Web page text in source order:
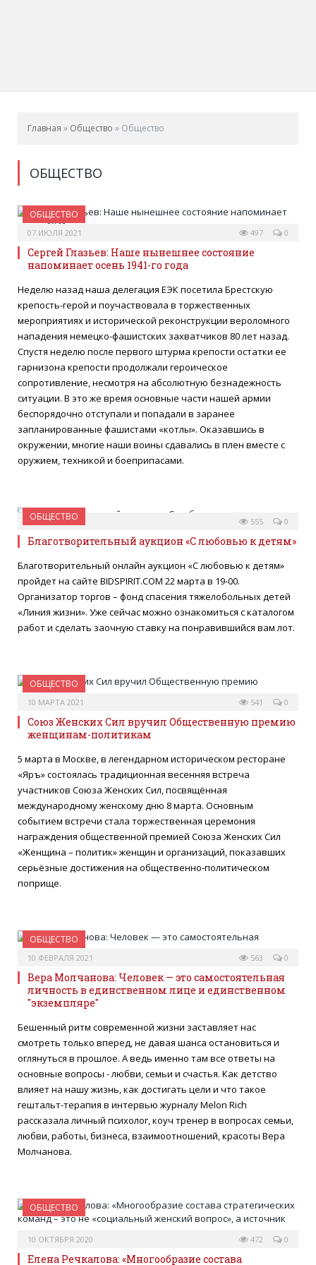
Главная » Общество » Общество
ОБЩЕСТВО
ОБЩЕСТВО
07 ИЮЛЯ 2021 0
497
Сергей Глазьев: Наше нынешнее состояние
напоминает осень 1941-го года
Неделю назад наша делегация ЕЭК посетила Брестскую
крепость-герой и поучаствовала в торжественных
мероприятиях и исторической реконструкции вероломного
нападения немецко-фашистских захватчиков 80 лет назад.
Спустя неделю после первого штурма крепости остатки ее
гарнизона крепости продолжали героическое
сопротивление, несмотря на абсолютную безнадежность
ситуации. В это же время основные части нашей армии
беспорядочно отступали и попадали в заранее
запланированные фашистами «котлы». Оказавшись в
окружении, многие наши воины сдавались в плен вместе с
оружием, техникой и боеприпасами.
ОБЩЕСТВО
12 МАРТА 2021 0
555
Благотворительный аукцион «С любовью к детям»
Благотворительный онлайн аукцион «С любовью к детям»
пройдет на сайте BIDSPIRIT.COM 22 марта в 19-00.
Организатор торгов – фонд спасения тяжелобольных детей
«Линия жизни». Уже сейчас можно ознакомиться с каталогом
работ и сделать заочную ставку на понравившийся вам лот.
ОБЩЕСТВО
10 МАРТА 2021 0
541
Союз Женских Сил вручил Общественную премию
женщинам-политикам
5 марта в Москве, в легендарном историческом ресторане
«Яръ» состоялась традиционная весенняя встреча
участников Союза Женских Сил, посвящённая
международному женскому дню 8 марта. Основным
событием встречи стала торжественная церемония
награждения общественной премией Союза Женских Сил
«Женщина – политик» женщин и организаций, показавших
серьёзные достижения на общественно-политическом
поприще.
ОБЩЕСТВО
10 ФЕВРАЛЯ 2021 0
563
Вера Молчанова: Человек — это самостоятельная
личность в единственном лице и единственном
"экземпляре"
Бешенный ритм современной жизни заставляет нас
смотреть только вперед, не давая шанса остановиться и
оглянуться в прошлое. А ведь именно там все ответы на
основные вопросы - любви, семьи и счастья. Как детство
влияет на нашу жизнь, как достигать цели и что такое
гештальт-терапия в интервью журналу Melon Rich
рассказала личный психолог, коуч тренер в вопросах семьи,
любви, работы, бизнеса, взаимоотношений, красоты Вера
Молчанова.
ОБЩЕСТВО
10 ОКТЯБРЯ 2020 0
472
Елена Речкалова: «Многообразие состава